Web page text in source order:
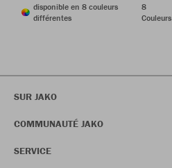
disponible en 8 couleurs
différentes
8
Couleurs
SUR JAKO
COMMUNAUTÉ JAKO
SERVICE